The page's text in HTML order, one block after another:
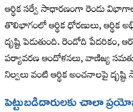
ఆర్థిక సర్వే సాధారణంగా రెండు
తొలిభాగంలో ఆర్థిక ధోరణులు, ఆర్థిక
దృష్టి పెడుతుంది. రెండోది పేదరికం,
పర్యావరణ ఆందోళనలు, వాణిజ్య
నిల్వలు వంటి ఆర్థిక అంచనాలపై దృష్టి
పెట్టుబడిదారులకు చాలా